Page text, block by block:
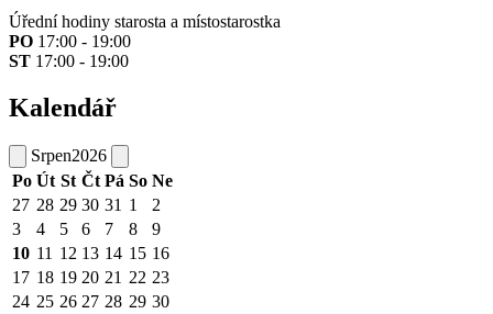
Úřední hodiny starosta a místostarostka
PO 17:00 - 19:00
ST 17:00 - 19:00
Kalendář
Srpen2026
Po Út St Čt Pá So Ne
27 28 29 30 31 1
2
3
4 5 6 7 8
9
10 11 12 13 14 15 16
17 18 19 20 21 22 23
24 25 26 27 28 29 30